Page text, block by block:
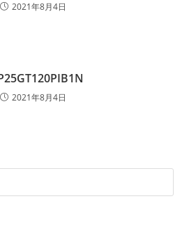
2021年8月4日
2021年8月4日